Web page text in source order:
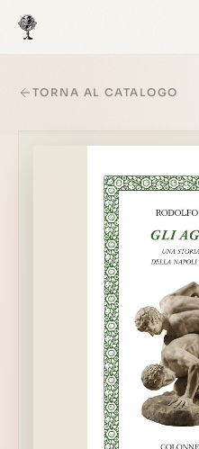
TORNA AL CATALOGO